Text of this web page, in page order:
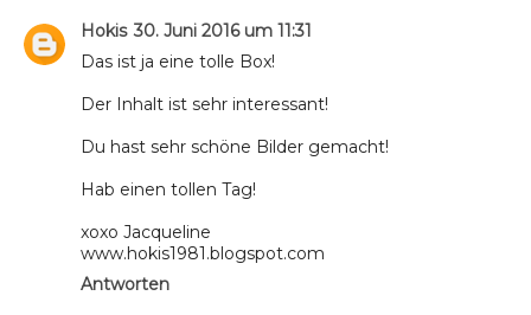
Hokis 30. Juni 2016 um 11:31
Das ist ja eine tolle Box!
Der Inhalt ist sehr interessant!
Du hast sehr schöne Bilder gemacht!
Hab einen tollen Tag!
xoxo Jacqueline
www.hokis1981.blogspot.com
Antworten